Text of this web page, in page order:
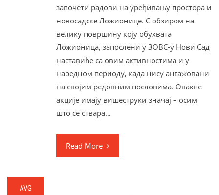
започети радови на уређивању простора и
новосадске Ложионице. С обзиром на
велику површину коју обухвата
Ложионица, запослени у ЗОВС-у Нови Сад
наставиће са овим активностима и у
наредном периоду, када нису ангажовани
на својим редовним пословима. Овакве
акције имају вишеструки значај – осим
што се ствара…
Read More
AVG